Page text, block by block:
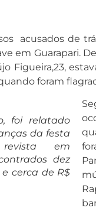
acusados de
em Guarapari.
Figueira,23,
foram
foi relatado
da festa
em
dez
cerca de R$